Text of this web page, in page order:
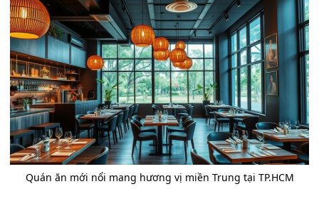
Quán ăn mới nổi mang hương vị miền Trung tại TP.HCM